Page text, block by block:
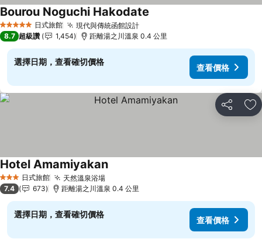
5 星級 日式旅館 現代與傳統函館設計
Bourou Noguchi Hakodate
8.7 超級讚 1,454 距離湯之川溫泉 0.4 公里
選擇日期，查看確切價格
查看價格
分享 加
3 星級 日式旅館 天然溫泉浴場
Hotel Amamiyakan
7.4 673 距離湯之川溫泉 0.4 公里
選擇日期，查看確切價格
查看價格